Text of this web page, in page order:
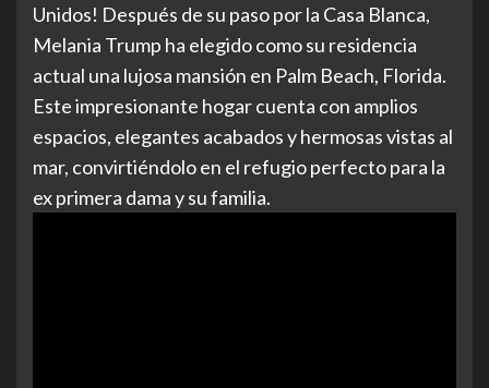
Unidos! Después de su paso por la Casa Blanca,
Melania Trump ha elegido como su residencia
actual una lujosa mansión en Palm Beach, Florida.
Este impresionante hogar cuenta con amplios
espacios, elegantes acabados y hermosas vistas al
mar, convirtiéndolo en el refugio perfecto para la
ex primera dama y su familia.